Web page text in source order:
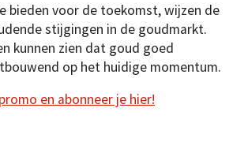
bieden voor de toekomst, wijzen de
stijgingen in de goudmarkt.
kunnen zien dat goud goed
op het huidige momentum.
en abonneer je hier!